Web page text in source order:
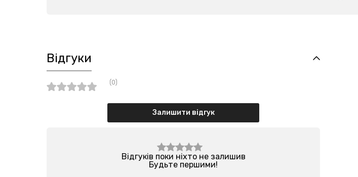
Відгуки
(0)
Залишити відгук
Відгуків поки ніхто не залишив
Будьте першими!